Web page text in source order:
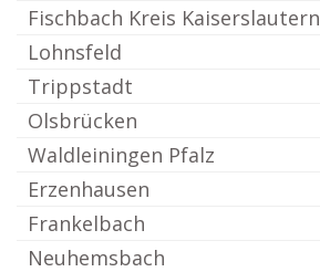
Fischbach Kreis Kaiserslautern
Lohnsfeld
Trippstadt
Olsbrücken
Waldleiningen Pfalz
Erzenhausen
Frankelbach
Neuhemsbach